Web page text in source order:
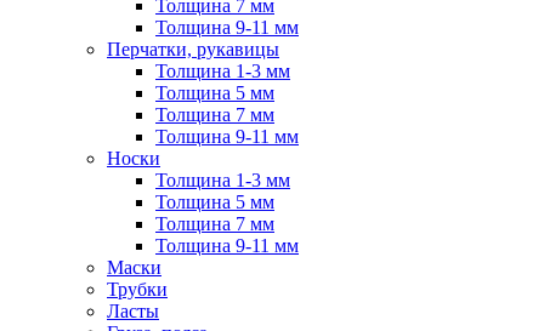
Толщина 7 мм
Толщина 9-11 мм
Перчатки, рукавицы
Толщина 1-3 мм
Толщина 5 мм
Толщина 7 мм
Толщина 9-11 мм
Носки
Толщина 1-3 мм
Толщина 5 мм
Толщина 7 мм
Толщина 9-11 мм
Маски
Трубки
Ласты